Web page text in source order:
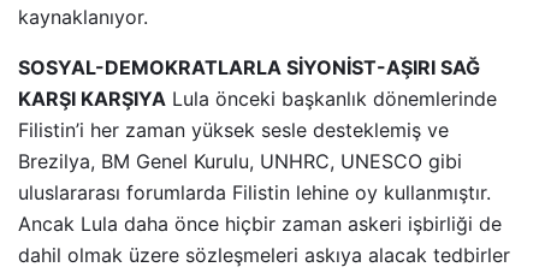
kaynaklanıyor.
SOSYAL-DEMOKRATLARLA SİYONİST-AŞIRI SAĞ
KARŞI KARŞIYA Lula önceki başkanlık dönemlerinde
Filistin’i her zaman yüksek sesle desteklemiş ve
Brezilya, BM Genel Kurulu, UNHRC, UNESCO gibi
uluslararası forumlarda Filistin lehine oy kullanmıştır.
Ancak Lula daha önce hiçbir zaman askeri işbirliği de
dahil olmak üzere sözleşmeleri askıya alacak tedbirler